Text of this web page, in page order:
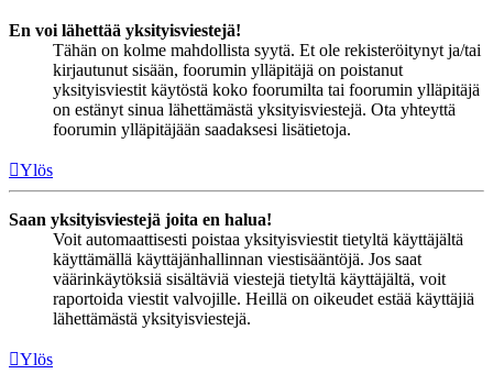
En voi lähettää yksityisviestejä!
Tähän on kolme mahdollista syytä. Et ole rekisteröitynyt ja/tai
kirjautunut sisään, foorumin ylläpitäjä on poistanut
yksityisviestit käytöstä koko foorumilta tai foorumin ylläpitäjä
on estänyt sinua lähettämästä yksityisviestejä. Ota yhteyttä
foorumin ylläpitäjään saadaksesi lisätietoja.
Ylös
Saan yksityisviestejä joita en halua!
Voit automaattisesti poistaa yksityisviestit tietyltä käyttäjältä
käyttämällä käyttäjänhallinnan viestisääntöjä. Jos saat
väärinkäytöksiä sisältäviä viestejä tietyltä käyttäjältä, voit
raportoida viestit valvojille. Heillä on oikeudet estää käyttäjiä
lähettämästä yksityisviestejä.
Ylös